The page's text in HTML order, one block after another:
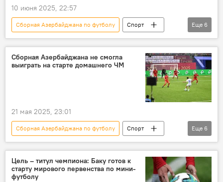
10 июня 2025, 22:57
Сборная Азербайджана по футболу
Спорт
Азербайджан
Венгрия
национальная команда
Фернанду Сантуш
Товарищеский матч
Еще 6
Сборная Азербайджана не смогла
выиграть на старте домашнего ЧМ
21 мая 2025, 23:01
Сборная Азербайджана по футболу
Спорт
Азербайджан
Футбол
чемпион мира
национальная сборная
Еще 6
Цель – титул чемпиона: Баку готов к
старту мирового первенства по мини-
футболу